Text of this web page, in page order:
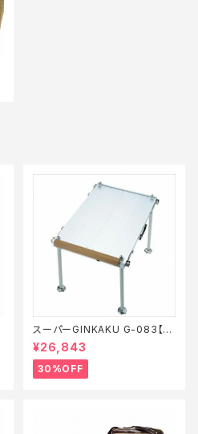
スーパーGINKAKU G-083【特
価装備】【30】
¥26,843
30%OFF